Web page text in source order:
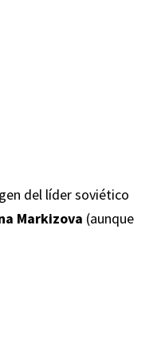
del líder soviético
Markizova (aunque